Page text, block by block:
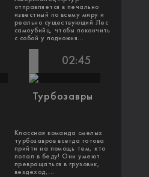
отправляется в печально
известный по всему миру и
реально существующий Лес
самоубийц, чтобы покончить
с собой у подножия...
02:45
Турбозавры
Классная команда смелых
турбозавров всегда готова
прийти на помощь тем, кто
попал в беду! Они умеют
превращаться в грузовик,
вездеход,...